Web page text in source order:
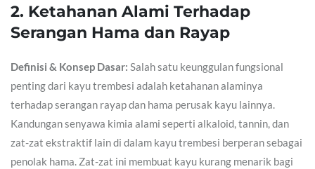
2. Ketahanan Alami Terhadap
Serangan Hama dan Rayap
Definisi & Konsep Dasar: Salah satu keunggulan fungsional
penting dari kayu trembesi adalah ketahanan alaminya
terhadap serangan rayap dan hama perusak kayu lainnya.
Kandungan senyawa kimia alami seperti alkaloid, tannin, dan
zat-zat ekstraktif lain di dalam kayu trembesi berperan sebagai
penolak hama. Zat-zat ini membuat kayu kurang menarik bagi